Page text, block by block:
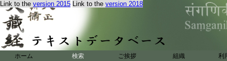
Link to the version 2015 Link to the version 2018
ホーム 検索 ご挨拶 組織 利